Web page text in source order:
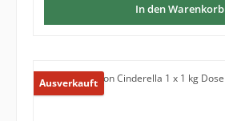
In den Warenkorb
Ausverkauft